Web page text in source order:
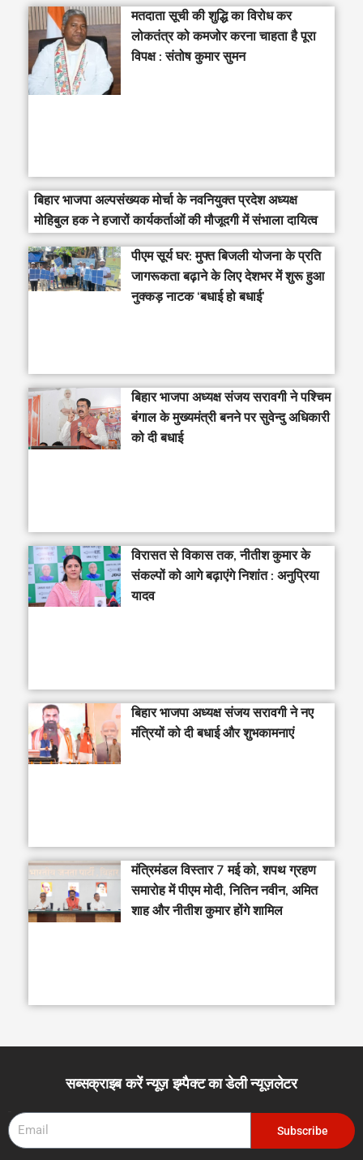
मतदाता सूची की शुद्धि का विरोध कर
लोकतंत्र को कमजोर करना चाहता है पूरा
विपक्ष : संतोष कुमार सुमन
बिहार भाजपा अल्पसंख्यक मोर्चा के नवनियुक्त प्रदेश अध्यक्ष
मोहिबुल हक ने हजारों कार्यकर्ताओं की मौजूदगी में संभाला दायित्व
पीएम सूर्य घर: मुफ्त बिजली योजना के प्रति
जागरूकता बढ़ाने के लिए देशभर में शुरू हुआ
नुक्कड़ नाटक ‘बधाई हो बधाई’
‎बिहार भाजपा अध्यक्ष संजय सरावगी ने पश्चिम
बंगाल के मुख्यमंत्री बनने पर सुवेन्दु अधिकारी
को दी बधाई
विरासत से विकास तक, नीतीश कुमार के
संकल्पों को आगे बढ़ाएंगे निशांत : अनुप्रिया
यादव
बिहार भाजपा अध्यक्ष संजय सरावगी ने नए
मंत्रियों को दी बधाई और शुभकामनाएं
मंत्रिमंडल विस्तार 7 मई को, शपथ ग्रहण
समारोह में पीएम मोदी, नितिन नवीन, अमित
शाह और नीतीश कुमार होंगे शामिल
सब्सक्राइब करें न्यूज़ इम्पैक्ट का डेली न्यूज़लेटर
Subscribe